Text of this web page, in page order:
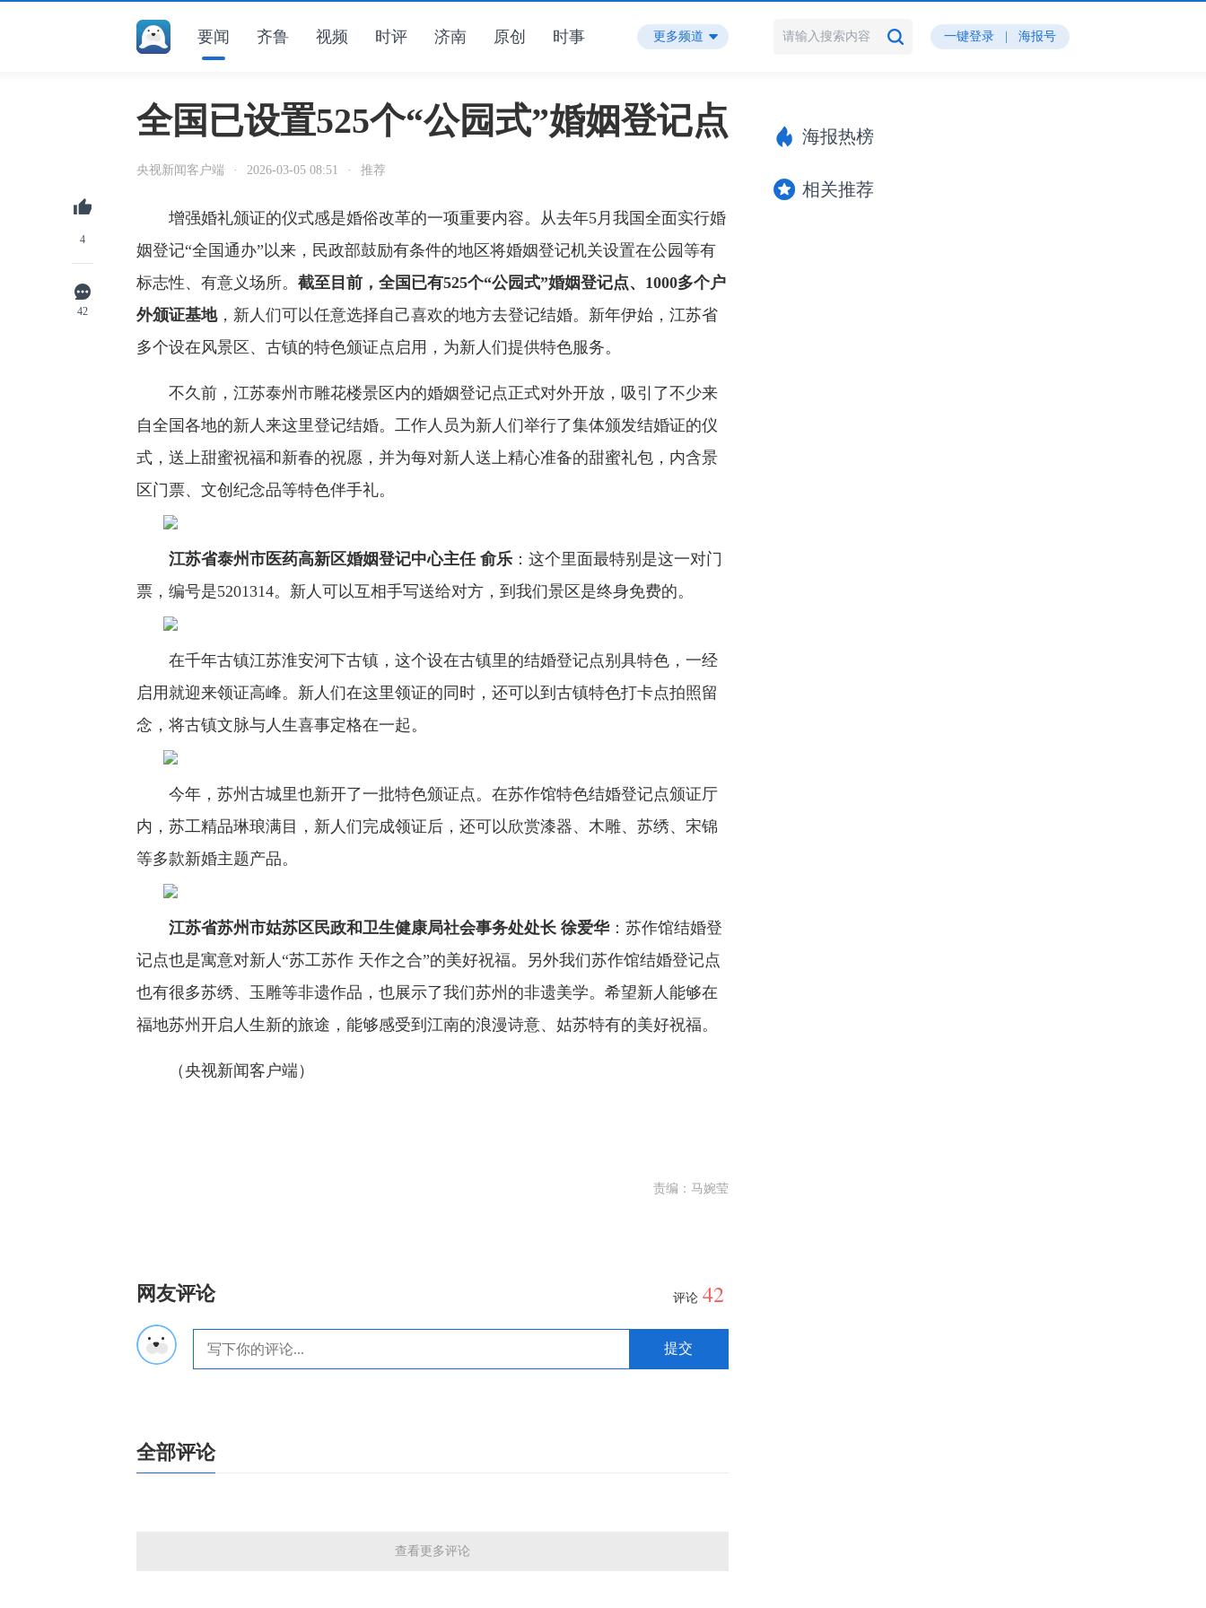
要闻 齐鲁 视频 时评 济南 原创 时事 更多频道 一键登录 海报号
4
42
全国已设置525个“公园式”婚姻登记点
央视新闻客户端 · 2026-03-05 08:51 · 推荐
增强婚礼颁证的仪式感是婚俗改革的一项重要内容。从去年5月我国全面实行婚
姻登记“全国通办”以来，民政部鼓励有条件的地区将婚姻登记机关设置在公园等有
标志性、有意义场所。 截至目前，全国已有525个“公园式”婚姻登记点、1000多个户
外颁证基地，新人们可以任意选择自己喜欢的地方去登记结婚。新年伊始，江苏省
多个设在风景区、古镇的特色颁证点启用，为新人们提供特色服务。
不久前，江苏泰州市雕花楼景区内的婚姻登记点正式对外开放，吸引了不少来
自全国各地的新人来这里登记结婚。工作人员为新人们举行了集体颁发结婚证的仪
式，送上甜蜜祝福和新春的祝愿，并为每对新人送上精心准备的甜蜜礼包，内含景
区门票、文创纪念品等特色伴手礼。
江苏省泰州市医药高新区婚姻登记中心主任 俞乐 ：这个里面最特别是这一对门
票，编号是5201314。新人可以互相手写送给对方，到我们景区是终身免费的。
在千年古镇江苏淮安河下古镇，这个设在古镇里的结婚登记点别具特色，一经
启用就迎来领证高峰。新人们在这里领证的同时，还可以到古镇特色打卡点拍照留
念，将古镇文脉与人生喜事定格在一起。
今年，苏州古城里也新开了一批特色颁证点。在苏作馆特色结婚登记点颁证厅
内，苏工精品琳琅满目，新人们完成领证后，还可以欣赏漆器、木雕、苏绣、宋锦
等多款新婚主题产品。
江苏省苏州市姑苏区民政和卫生健康局社会事务处处长 徐爱华：苏作馆结婚登
记点也是寓意对新人“苏工苏作 天作之合”的美好祝福。另外我们苏作馆结婚登记点
也有很多苏绣、玉雕等非遗作品，也展示了我们苏州的非遗美学。希望新人能够在
福地苏州开启人生新的旅途，能够感受到江南的浪漫诗意、姑苏特有的美好祝福。
（央视新闻客户端）
责编：马婉莹
网友评论 评论 42
全部评论
查看更多评论
海报热榜
相关推荐